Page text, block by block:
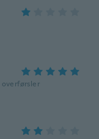
overførsler